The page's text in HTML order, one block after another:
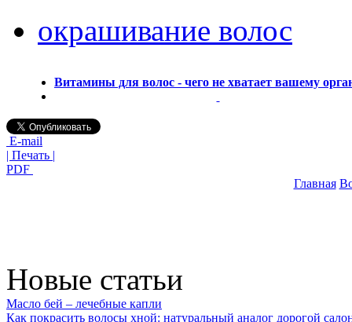
окрашивание волос
Витамины для волос - чего не хватает вашему
E-mail
| Печать |
PDF
Главная
Новые статьи
Масло бей – лечебные капли
Как покрасить волосы хной: натуральный аналог дорогой